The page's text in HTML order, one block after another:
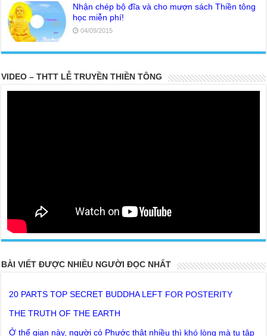
Nhận chép bộ đĩa và cho mượn sách Thiền tông
học miễn phí!
04/09/2015
VIDEO – THTT LỄ TRUYỀN THIỀN TÔNG
BÀI VIẾT ĐƯỢC NHIỀU NGƯỜI ĐỌC NHẤT
20 PARTS TOP SECRET BUDDHA LEFT FOR POSTERITY
Giải thoát được phải không ?
Lời khuyên của Trưởng Ban dành cho người tu Giác Ngộ & Giải